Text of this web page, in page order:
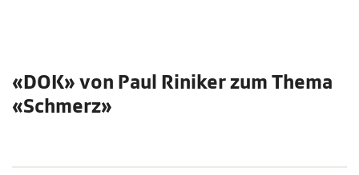
«DOK» von Paul Riniker zum Thema
«Schmerz»